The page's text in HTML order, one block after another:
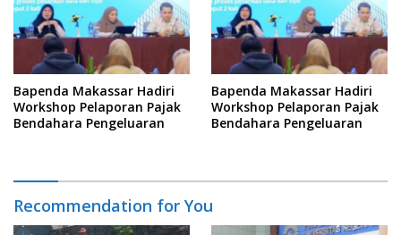
Bapenda Makassar Hadiri
Workshop Pelaporan Pajak
Bendahara Pengeluaran
Bapenda Makassar Hadiri
Workshop Pelaporan Pajak
Bendahara Pengeluaran
Recommendation for You